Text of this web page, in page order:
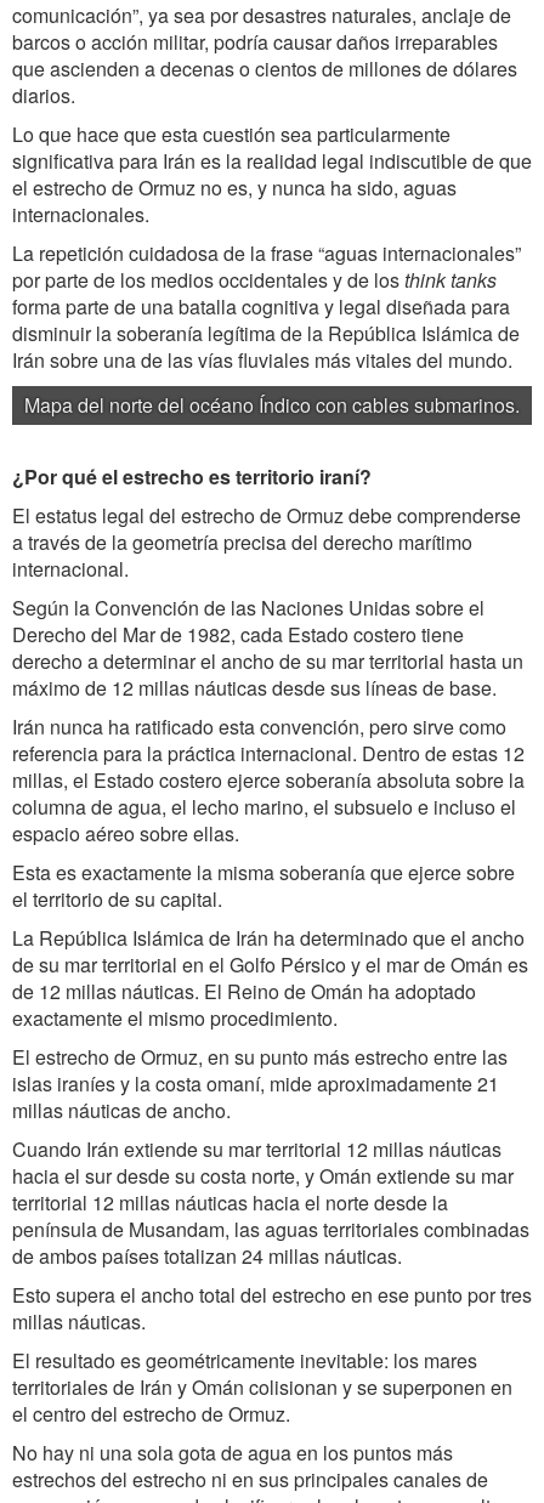
comunicación”, ya sea por desastres naturales, anclaje de
barcos o acción militar, podría causar daños irreparables
que ascienden a decenas o cientos de millones de dólares
diarios.
Lo que hace que esta cuestión sea particularmente
significativa para Irán es la realidad legal indiscutible de que
el estrecho de Ormuz no es, y nunca ha sido, aguas
internacionales.
La repetición cuidadosa de la frase “aguas internacionales”
por parte de los medios occidentales y de losthink tanks
forma parte de una batalla cognitiva y legal diseñada para
disminuir la soberanía legítima de la República Islámica de
Irán sobre una de las vías fluviales más vitales del mundo.
Mapa del norte del océano Índico con cables submarinos.
¿Por qué el estrecho es territorio iraní?
El estatus legal del estrecho de Ormuz debe comprenderse
a través de la geometría precisa del derecho marítimo
internacional.
Según la Convención de las Naciones Unidas sobre el
Derecho del Mar de 1982, cada Estado costero tiene
derecho a determinar el ancho de su mar territorial hasta un
máximo de 12 millas náuticas desde sus líneas de base.
Irán nunca ha ratificado esta convención, pero sirve como
referencia para la práctica internacional. Dentro de estas 12
millas, el Estado costero ejerce soberanía absoluta sobre la
columna de agua, el lecho marino, el subsuelo e incluso el
espacio aéreo sobre ellas.
Esta es exactamente la misma soberanía que ejerce sobre
el territorio de su capital.
La República Islámica de Irán ha determinado que el ancho
de su mar territorial en el Golfo Pérsico y el mar de Omán es
de 12 millas náuticas. El Reino de Omán ha adoptado
exactamente el mismo procedimiento.
El estrecho de Ormuz, en su punto más estrecho entre las
islas iraníes y la costa omaní, mide aproximadamente 21
millas náuticas de ancho.
Cuando Irán extiende su mar territorial 12 millas náuticas
hacia el sur desde su costa norte, y Omán extiende su mar
territorial 12 millas náuticas hacia el norte desde la
península de Musandam, las aguas territoriales combinadas
de ambos países totalizan 24 millas náuticas.
Esto supera el ancho total del estrecho en ese punto por tres
millas náuticas.
El resultado es geométricamente inevitable: los mares
territoriales de Irán y Omán colisionan y se superponen en
el centro del estrecho de Ormuz.
No hay ni una sola gota de agua en los puntos más
estrechos del estrecho ni en sus principales canales de